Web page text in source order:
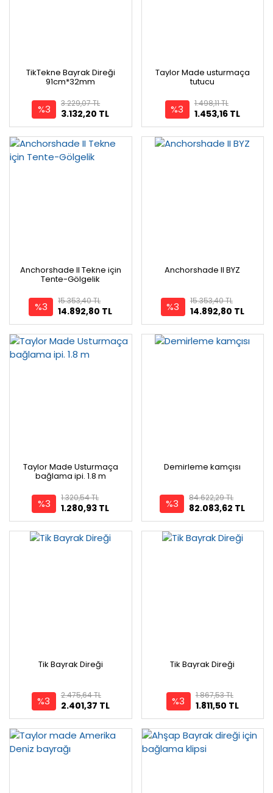
TikTekne Bayrak Direği
91cm*32mm
%3 3.132,20 TL
3.229,07 TL
Taylor Made usturmaça
tutucu
%3 1.453,16 TL
1.498,11 TL
Anchorshade II Tekne için
Tente-Gölgelik
%3 14.892,80 TL
15.353,40 TL
Anchorshade II BYZ
%3 14.892,80 TL
15.353,40 TL
Taylor Made Usturmaça
bağlama ipi. 1.8 m
%3 1.280,93 TL
1.320,54 TL
Demirleme kamçısı
%3 82.083,62 TL
84.622,29 TL
Tik Bayrak Direği
%3 2.401,37 TL
2.475,64 TL
Tik Bayrak Direği
%3 1.811,50 TL
1.867,53 TL